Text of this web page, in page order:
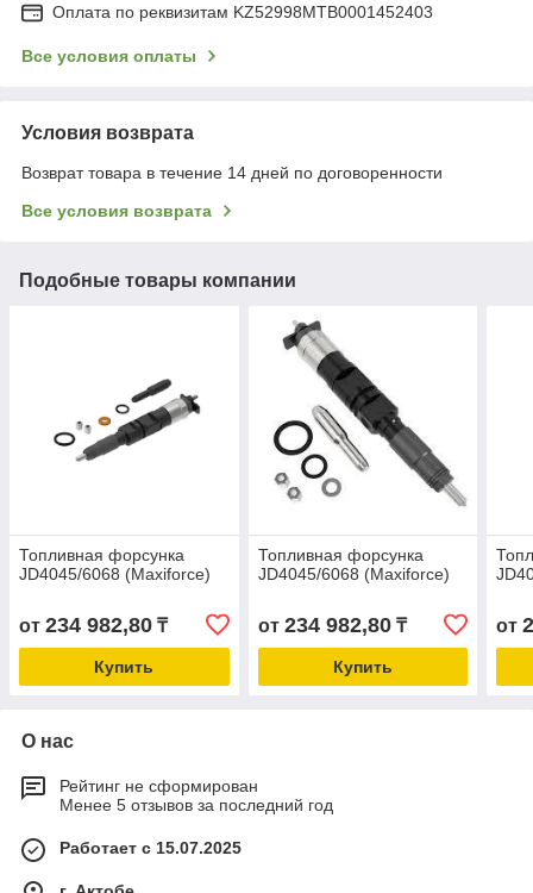
Оплата по реквизитам KZ52998MTB0001452403
Все условия оплаты
Условия возврата
Возврат товара в течение 14 дней по договоренности
Все условия возврата
Подобные товары компании
Топливная форсунка
JD4045/6068 (Maxiforce)
от 234 982,80 ₸
Купить
Топливная форсунка
JD4045/6068 (Maxiforce)
от 234 982,80₸
Купить
от
О нас
Рейтинг не сформирован
Менее 5 отзывов за последний год
Работает с 15.07.2025